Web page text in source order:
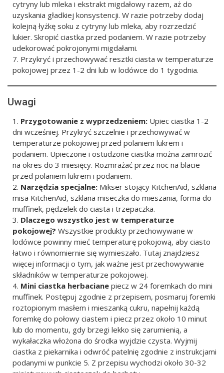
cytryny lub mleka i ekstrakt migdałowy razem, aż do
uzyskania gładkiej konsystencji. W razie potrzeby dodaj
kolejną łyżkę soku z cytryny lub mleka, aby rozrzedzić
lukier. Skropić ciastka przed podaniem. W razie potrzeby
udekorować pokrojonymi migdałami.
Przykryć i przechowywać resztki ciasta w temperaturze
pokojowej przez 1-2 dni lub w lodówce do 1 tygodnia.
Uwagi
Przygotowanie z wyprzedzeniem: Upiec ciastka 1-2
dni wcześniej. Przykryć szczelnie i przechowywać w
temperaturze pokojowej przed polaniem lukrem i
podaniem. Upieczone i ostudzone ciastka można zamrozić
na okres do 3 miesięcy. Rozmrażać przez noc na blacie
przed polaniem lukrem i podaniem.
Narzędzia specjalne: Mikser stojący KitchenAid, szklana
misa KitchenAid, szklana miseczka do mieszania, forma do
muffinek, pędzelek do ciasta i trzepaczka.
Dlaczego wszystko jest w temperaturze
pokojowej? Wszystkie produkty przechowywane w
lodówce powinny mieć temperaturę pokojową, aby ciasto
łatwo i równomiernie się wymieszało. Tutaj znajdziesz
więcej informacji o tym, jak ważne jest przechowywanie
składników w temperaturze pokojowej.
Mini ciastka herbaciane piecz w 24 foremkach do mini
muffinek. Postępuj zgodnie z przepisem, posmaruj foremki
roztopionym masłem i mieszanką cukru, napełnij każdą
foremkę do połowy ciastem i piecz przez około 10 minut
lub do momentu, gdy brzegi lekko się zarumienią, a
wykałaczka włożona do środka wyjdzie czysta. Wyjmij
ciastka z piekarnika i odwróć patelnię zgodnie z instrukcjami
podanymi w punkcie 5. Z przepisu wychodzi około 30-32